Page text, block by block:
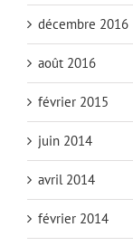
décembre 2016
août 2016
février 2015
juin 2014
avril 2014
février 2014